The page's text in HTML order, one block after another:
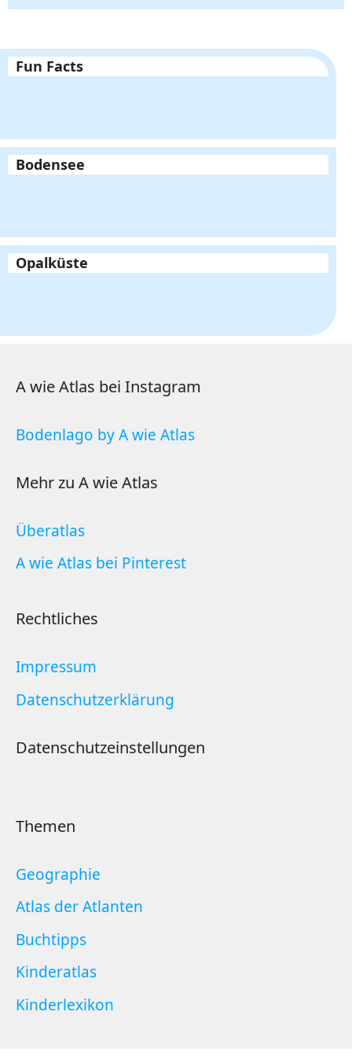
Bodenlago by A wie Atlas
A wie Atlas bei Pinterest
Datenschutzerklärung
Themen
Atlas der Atlanten
© 2026 A wie Atlas